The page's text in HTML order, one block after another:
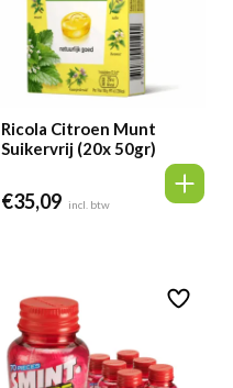
Ricola Citroen Munt
Suikervrij (20x 50gr)
€35,09 incl. btw